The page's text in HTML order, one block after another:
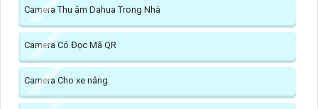
Camera Thu âm Dahua Trong Nhà
Camera Có Đọc Mã QR
Camera Cho xe nâng